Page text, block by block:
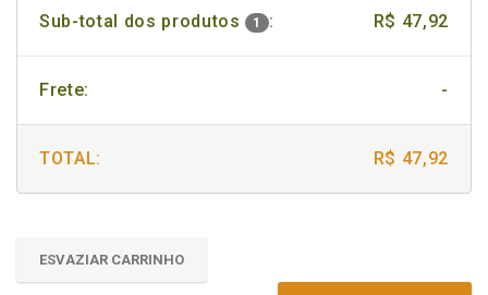
Sub-total dos produtos 1 : R$ 47,92
Frete: -
TOTAL: R$ 47,92
ESVAZIAR CARRINHO